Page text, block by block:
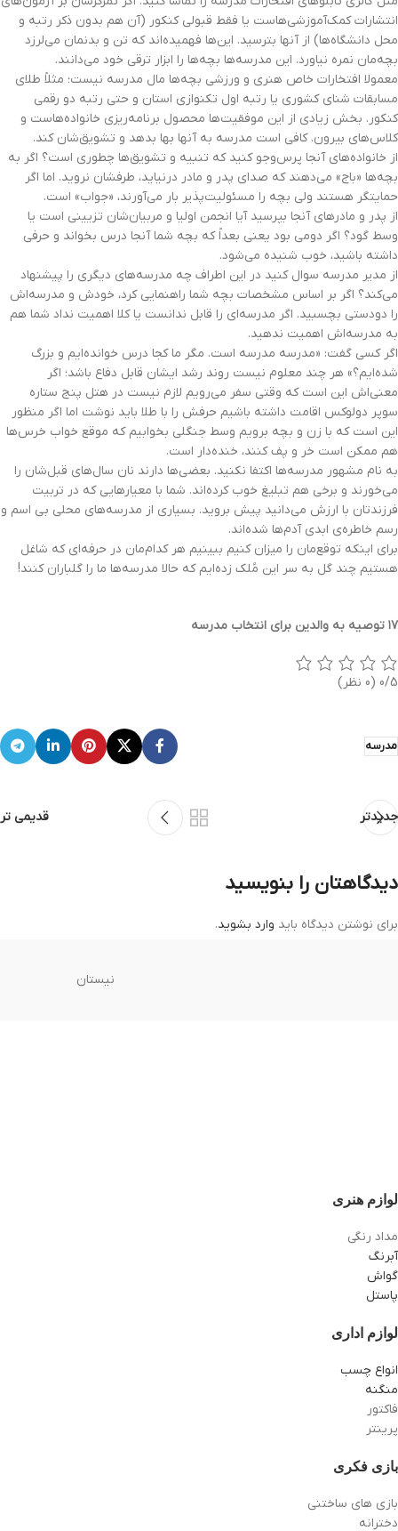
انتشارات کمک‌آموزشی‌هاست یا فقط قبولی کنکور (آن هم بدون ذکر رتبه و
محل دانشگاه‌ها) از آنها بترسید. این‌ها فهمیده‌اند که تن و بدنمان می‌لرزد
بچه‌مان نمره‌ نیاورد. این مدرسه‌ها بچه‌ها را ابزار ترقی خود می‌دانند.
معمولا افتخارات خاص هنری و ورزشی بچه‌ها مال مدرسه نیست؛ مثلاً طلای
مسابقات شنای کشوری یا رتبه اول تکنوازی استان و حتی رتبه دو رقمی
کنکور. بخش زیادی از این موفقیت‌ها محصول برنامه‌ریزی خانواده‌هاست و
کلاس‌های بیرون. کافی است مدرسه به آنها بها بدهد و تشویق‌شان کند.
از خانواده‌های آنجا پرس‌وجو کنید که تنبیه و تشویق‌ها چطوری است؟ اگر به
بچه‌ها «باج» می‌دهند که صدای پدر و مادر درنیاید، طرفشان نروید. اما اگر
حمایتگر هستند ولی بچه را مسئولیت‌پذیر بار می‌آورند، «جواب» است.
از پدر و مادرهای آنجا بپرسید آیا انجمن اولیا و مربیان‌شان تزیینی است یا
وسط گود؟ اگر دومی بود یعنی بعداً که بچه شما آنجا درس بخواند و حرفی
داشته باشید، خوب شنیده می‌شود.
از مدیر مدرسه سوال کنید در این اطراف چه مدرسه‌های دیگری را پیشنهاد
می‌کند؟ اگر بر اساس مشخصات بچه شما راهنمایی کرد، خودش و مدرسه‌اش
را دودستی بچسبید. اگر مدرسه‌ای را قابل ندانست یا کلا اهمیت نداد شما هم
به مدرسه‌اش اهمیت ندهید.
اگر کسی گفت: «مدرسه مدرسه است. مگر ما کجا درس خوانده‌ایم و بزرگ
شده‌ایم؟» هر چند معلوم نیست روند رشد ایشان قابل دفاع باشد؛ اگر
معنی‌اش این است که وقتی سفر می‌رویم لازم نیست در هتل پنج ستاره
سوپر دولوکس اقامت داشته باشیم حرفش را با طلا باید نوشت اما اگر منظور
این است که با زن و بچه برویم وسط جنگلی بخوابیم که موقع خواب خرس‌ها
هم ممکن است خر و پف کنند، خنده‌دار است.
به نام مشهور مدرسه‌ها اکتفا نکنید. بعضی‌ها دارند نان سال‌های قبل‌شان را
می‌خورند و برخی هم تبلیغ خوب کرده‌اند. شما با معیارهایی که در تربیت
فرزندتان با ارزش می‌دانید پیش بروید. بسیاری از مدرسه‌های محلی بی اسم و
رسم خاطره‌ی ابدی آدم‌ها شده‌اند.
برای اینکه توقع‌مان را میزان کنیم ببینیم هر کدام‌مان در حرفه‌ای که شاغل
هستیم چند گل به سر این مُلک زده‌ایم که حالا مدرسه‌ها ما را گلباران کنند!
۱۷ توصیه به والدین برای انتخاب مدرسه
0/5 (0 نظر)
مدرسه
جدیدتر قدیمی تر
دیدگاهتان را بنویسید
برای نوشتن دیدگاه باید وارد بشوید.
نیستان
لوازم هنری
مداد رنگی
آبرنگ
گواش
پاستل
لوازم اداری
انواع چسب
منگنه
فاکتور
پرینتر
بازی فکری
بازی های ساختنی
دخترانه